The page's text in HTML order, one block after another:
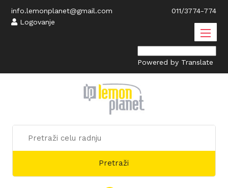
info.lemonplanet@gmail.com
011/3774-774
Logovanje
Powered by Translate
Pretraži